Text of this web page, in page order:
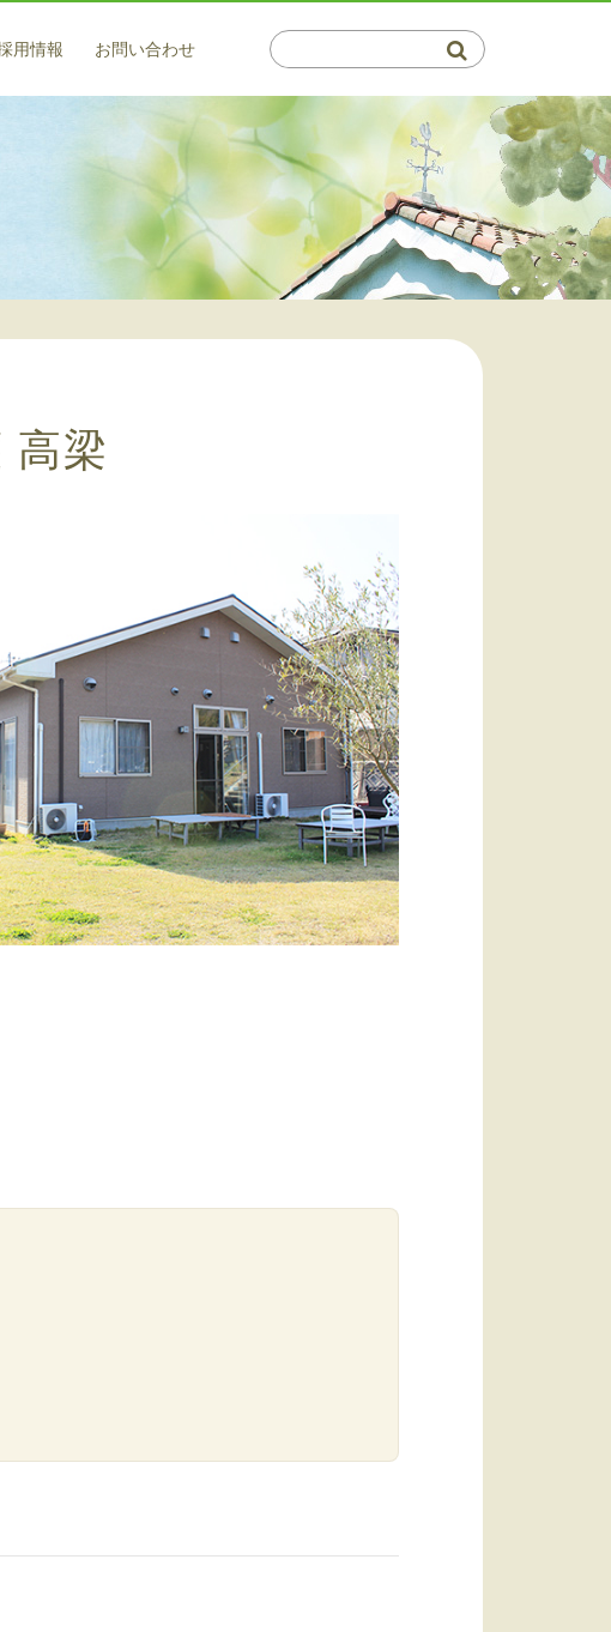
福寿会・郁青会について
介護系サービス
通所サービス
在宅サービス
サービスの利用相談窓口
通所サービス
老人保健施設 倉敷藤戸荘（通所・リハ）
元気はつらつデイサービス 百楽苑
用情報 お問い合わせ
高梁